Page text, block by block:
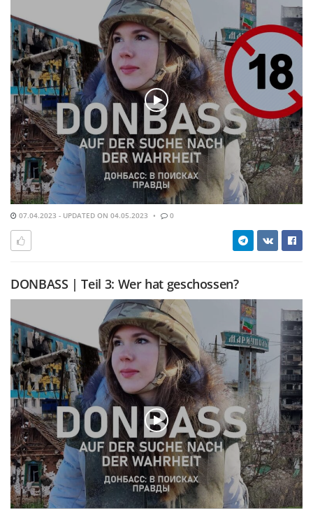
07.04.2023 - UPDATED ON 04.05.2023 0
DONBASS | Teil 3: Wer hat geschossen?